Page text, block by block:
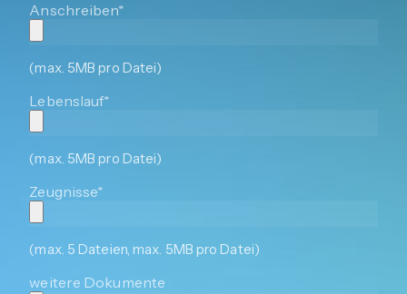
Anschreiben*
(max. 5MB pro Datei)
Lebenslauf*
(max. 5MB pro Datei)
Zeugnisse*
(max. 5 Dateien, max. 5MB pro Datei)
weitere Dokumente